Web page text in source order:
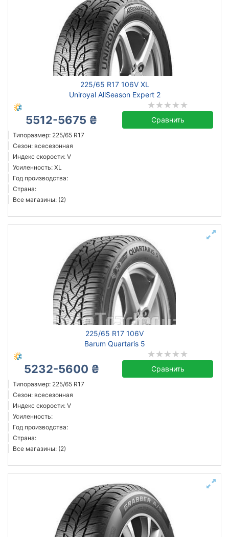
225/65 R17 106V XL
Uniroyal AllSeason Expert 2
5512-5675 ₴ Сравнить
Типоразмер: 225/65 R17
Сезон: всесезонная
Индекс скорости: V
Усиленность: XL
Год производства:
Страна:
Все магазины: (2)
225/65 R17 106V
Barum Quartaris 5
5232-5600 ₴ Сравнить
Типоразмер: 225/65 R17
Сезон: всесезонная
Индекс скорости: V
Усиленность:
Год производства:
Страна:
Все магазины: (2)